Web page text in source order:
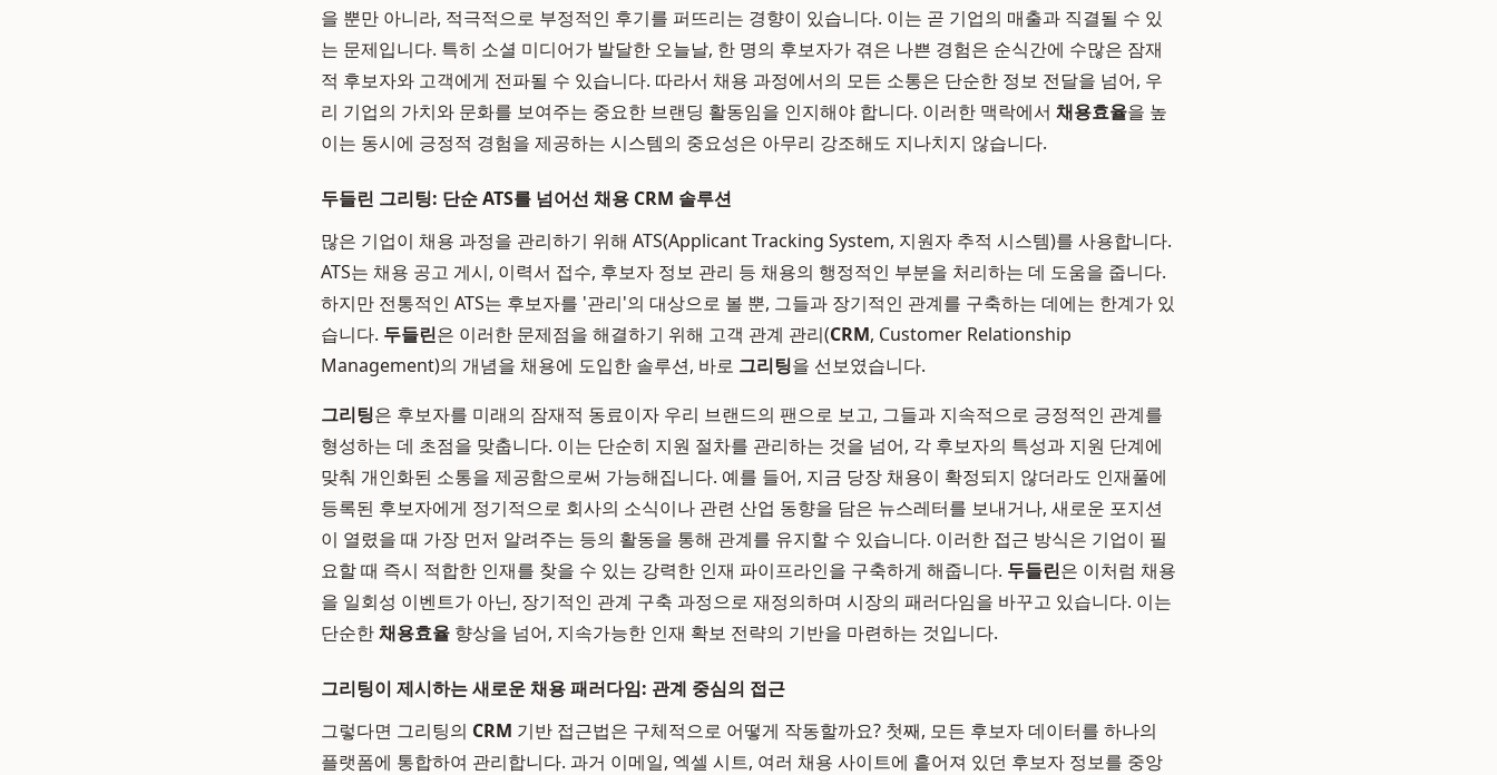
을 뿐만 아니라, 적극적으로 부정적인 후기를 퍼뜨리는 경향이 있습니다. 이는 곧 기업의 매출과 직결될 수 있
는 문제입니다. 특히 소셜 미디어가 발달한 오늘날, 한 명의 후보자가 겪은 나쁜 경험은 순식간에 수많은 잠재
적 후보자와 고객에게 전파될 수 있습니다. 따라서 채용 과정에서의 모든 소통은 단순한 정보 전달을 넘어, 우
리 기업의 가치와 문화를 보여주는 중요한 브랜딩 활동임을 인지해야 합니다. 이러한 맥락에서 채용효율을 높
이는 동시에 긍정적 경험을 제공하는 시스템의 중요성은 아무리 강조해도 지나치지 않습니다.
두들린 그리팅: 단순 ATS를 넘어선 채용 CRM 솔루션
많은 기업이 채용 과정을 관리하기 위해 ATS(Applicant Tracking System, 지원자 추적 시스템)를 사용합니다.
ATS는 채용 공고 게시, 이력서 접수, 후보자 정보 관리 등 채용의 행정적인 부분을 처리하는 데 도움을 줍니다.
하지만 전통적인 ATS는 후보자를 '관리'의 대상으로 볼 뿐, 그들과 장기적인 관계를 구축하는 데에는 한계가 있
습니다. 두들린은 이러한 문제점을 해결하기 위해 고객 관계 관리(CRM, Customer Relationship
Management)의 개념을 채용에 도입한 솔루션, 바로 그리팅을 선보였습니다.
그리팅은 후보자를 미래의 잠재적 동료이자 우리 브랜드의 팬으로 보고, 그들과 지속적으로 긍정적인 관계를
형성하는 데 초점을 맞춥니다. 이는 단순히 지원 절차를 관리하는 것을 넘어, 각 후보자의 특성과 지원 단계에
맞춰 개인화된 소통을 제공함으로써 가능해집니다. 예를 들어, 지금 당장 채용이 확정되지 않더라도 인재풀에
등록된 후보자에게 정기적으로 회사의 소식이나 관련 산업 동향을 담은 뉴스레터를 보내거나, 새로운 포지션
이 열렸을 때 가장 먼저 알려주는 등의 활동을 통해 관계를 유지할 수 있습니다. 이러한 접근 방식은 기업이 필
요할 때 즉시 적합한 인재를 찾을 수 있는 강력한 인재 파이프라인을 구축하게 해줍니다. 두들린은 이처럼 채용
을 일회성 이벤트가 아닌, 장기적인 관계 구축 과정으로 재정의하며 시장의 패러다임을 바꾸고 있습니다. 이는
단순한채용효율 향상을 넘어, 지속가능한 인재 확보 전략의 기반을 마련하는 것입니다.
그리팅이 제시하는 새로운 채용 패러다임: 관계 중심의 접근
그렇다면 그리팅의 CRM 기반 접근법은 구체적으로 어떻게 작동할까요? 첫째, 모든 후보자 데이터를 하나의
플랫폼에 통합하여 관리합니다. 과거 이메일, 엑셀 시트, 여러 채용 사이트에 흩어져 있던 후보자 정보를 중앙